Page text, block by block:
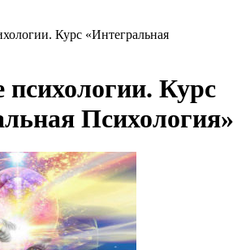
Курс «Интегральная
психологии. Курс
Психология»